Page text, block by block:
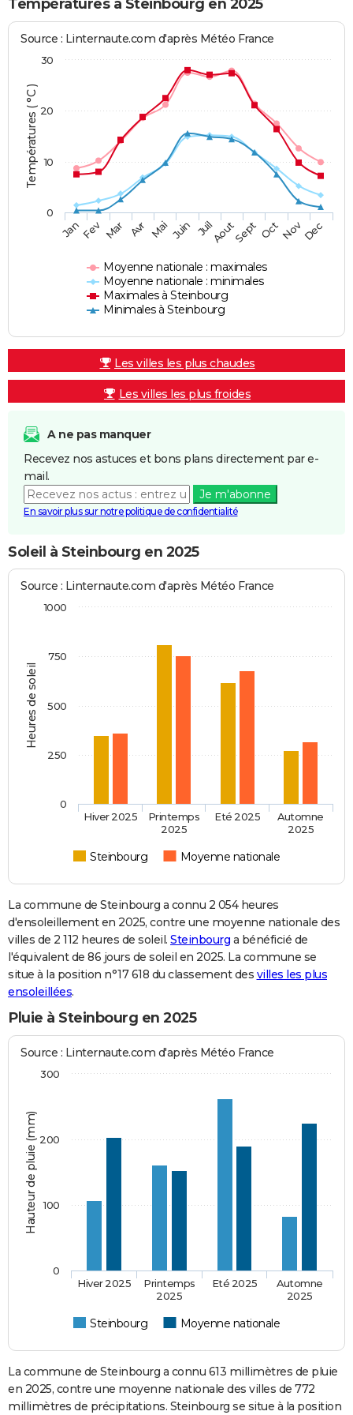
Températures à Steinbourg en 2025
Températures ( °C )
Source : Linternaute.com d'après Météo France
Moyenne nationale : maximales
Moyenne nationale : minimales
Maximales à Steinbourg
Minimales à Steinbourg
JanFev Mar Avr Mai Juin JuilAoutSept OctNovDec
0
10
20
30
Les villes les plus chaudes
Les villes les plus froides
A ne pas manquer
Recevez nos astuces et bons plans directement par e-
mail.
Je m'abonne
En savoir plus sur notre politique de confidentialité
Soleil à Steinbourg en 2025
Heures de soleil
Source : Linternaute.com d'après Météo France
Steinbourg Moyenne nationale
Hiver 2025
Printemps
2025
Eté 2025
Automne
2025
0
250
500
750
1000
La commune de Steinbourg a connu 2 054 heures
d'ensoleillement en 2025, contre une moyenne nationale des
villes de 2 112 heures de soleil. Steinbourg a bénéficié de
l'équivalent de 86 jours de soleil en 2025. La commune se
situe à la position n°17 618 du classement des villes les plus
ensoleillées.
Pluie à Steinbourg en 2025
Hauteur de pluie (mm)
Source : Linternaute.com d'après Météo France
Steinbourg Moyenne nationale
Hiver 2025
Printemps
2025
Eté 2025
Automne
2025
0
100
200
300
La commune de Steinbourg a connu 613 millimètres de pluie
en 2025, contre une moyenne nationale des villes de 772
millimètres de précipitations. Steinbourg se situe à la position